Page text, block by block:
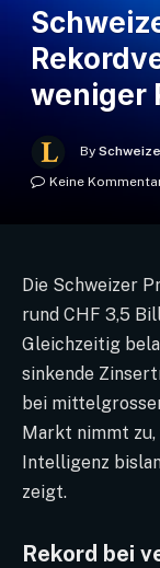
weniger
By
Keine
Die Schweizer
rund CHF 3,5
Gleichzeitig
sinkende
bei
Markt nimmt
Intelligenz
zeigt.
Rekord bei